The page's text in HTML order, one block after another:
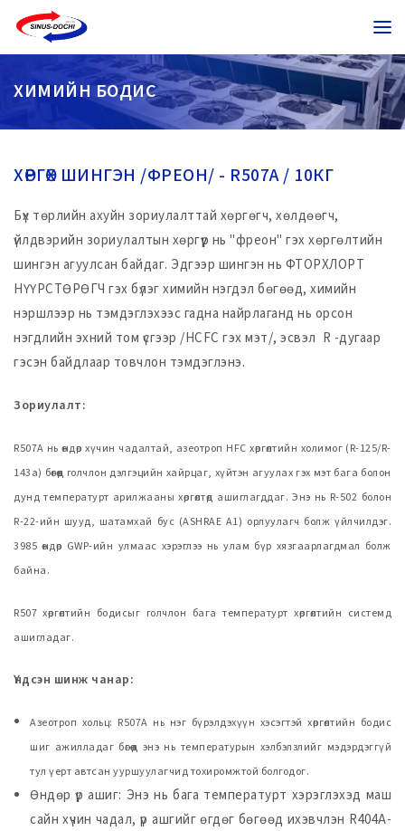
ХИМИЙН БОДИС
ХӨРГӨХ ШИНГЭН /ФРЕОН/ - R507A / 10КГ
Бүх төрлийн ахуйн зориулалттай хөргөгч, хөлдөөгч,
үйлдвэрийн зориулалтын хөргүүр нь "фреон" гэх хөргөлтийн
шингэн агуулсан байдаг. Эдгээр шингэн нь ФТОРХЛОРТ
НҮҮРСТӨРӨГЧ гэх бүлэг химийн нэгдэл бөгөөд, химийн
нэршлээр нь тэмдэглэхээс гадна найрлаганд нь орсон
нэгдлийн эхний том үсгээр /HCFC гэх мэт/, эсвэл R -дугаар
гэсэн байдлаар товчлон тэмдэглэнэ.
Зориулалт:
R507A нь өндөр хүчин чадалтай, азеотроп HFC хөргөлтийн холимог (R-125/R-
143a) бөгөөд голчлон дэлгэцийн хайрцаг, хүйтэн агуулах гэх мэт бага болон
дунд температурт арилжааны хөргөлтөд ашиглагддаг. Энэ нь R-502 болон
R-22-ийн шууд, шатамхай бус (ASHRAE A1) орлуулагч болж үйлчилдэг.
3985 өндөр GWP-ийн улмаас хэрэглээ нь улам бүр хязгаарлагдмал болж
байна.
R507 хөргөлтийн бодисыг голчлон бага температурт хөргөлтийн системд
ашигладаг.
Үндсэн шинж чанар:
Азеотроп хольц: R507A нь нэг бүрэлдэхүүн хэсэгтэй хөргөлтийн бодис
шиг ажилладаг бөгөөд энэ нь температурын хэлбэлзлийг мэдэрдэггүй
тул үерт автсан ууршуулагчид тохиромжтой болгодог.
Өндөр үр ашиг: Энэ нь бага температурт хэрэглэхэд маш
сайн хүчин чадал, үр ашгийг өгдөг бөгөөд ихэвчлэн R404A-